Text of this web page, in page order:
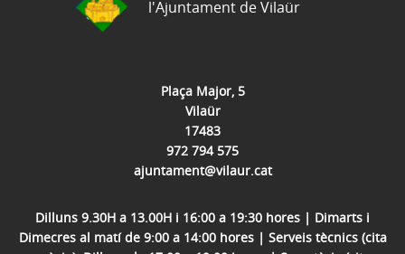
Plaça Major, 5
Vilaür
17483
972 794 575
ajuntament@vilaur.cat
Dilluns 9.30H a 13.00H i 16:00 a 19:30 hores | Dimarts i
Dimecres al matí de 9:00 a 14:00 hores | Serveis tècnics (cita
l'Ajuntament de Vilaür